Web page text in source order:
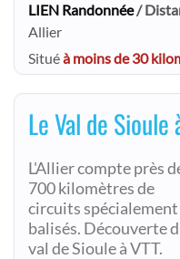
LIEN Randonnée/
Allier
Situéà moins de 30
Le Val de Sioule
L'Allier compte près
700 kilomètres de
circuits spécialement
balisés. Découverte
val de Sioule à VTT.